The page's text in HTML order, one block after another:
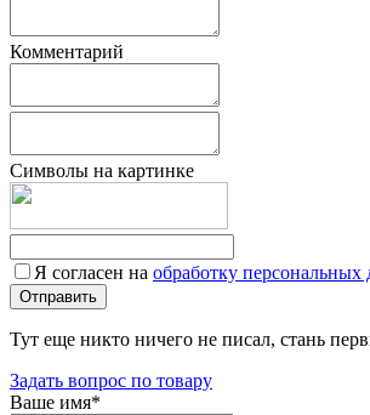
Комментарий
Символы на картинке
Я согласен на обработку персональных
Тут еще никто ничего не писал, стань
Задать вопрос по товару
Ваше имя*